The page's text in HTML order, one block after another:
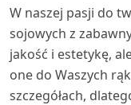
W naszej pasji do
sojowych z
jakość i estetykę,
one do Waszych
szczegółach,